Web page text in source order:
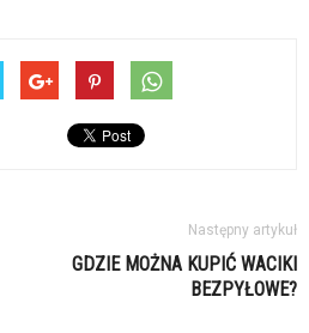
Następny artykuł
GDZIE MOŻNA KUPIĆ WACIKI
BEZPYŁOWE?